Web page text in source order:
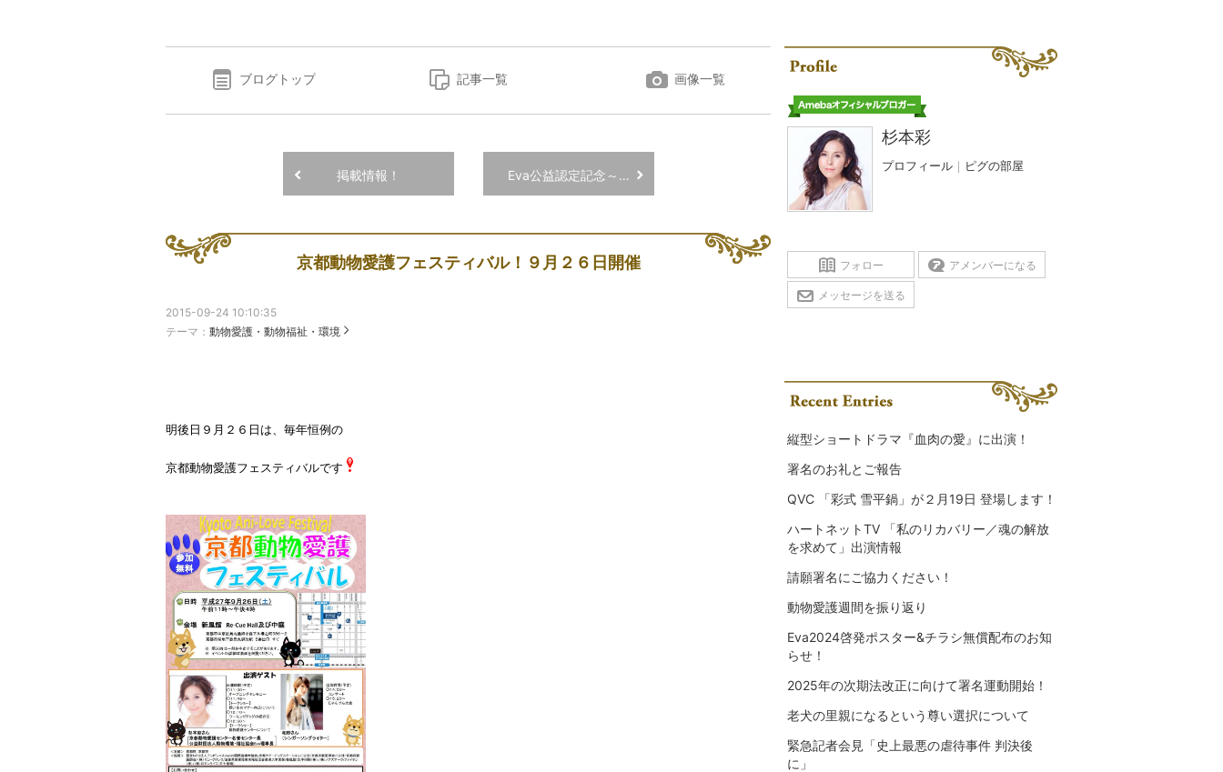
ブログトップ 記事一覧 画像一覧
掲載情報！ Eva公益認定記念～…
京都動物愛護フェスティバル！９月２６日開催
2015-09-24 10:10:35
テーマ： 動物愛護・動物福祉・環境
明後日９月２６日は、毎年恒例の
京都動物愛護フェスティバルです
杉本彩
プロフィール ｜ ピグの部屋
フォロー アメンバーになる
メッセージを送る
縦型ショートドラマ『血肉の愛』に出演！
署名のお礼とご報告
QVC 「彩式 雪平鍋」が２月19日 登場します！
ハートネットTV 「私のリカバリー／魂の解放
を求めて」出演情報
請願署名にご協力ください！
動物愛護週間を振り返り
Eva2024啓発ポスター&チラシ無償配布のお知
らせ！
2025年の次期法改正に向けて署名運動開始！
老犬の里親になるという尊い選択について
緊急記者会見「史上最悪の虐待事件 判決後
に」